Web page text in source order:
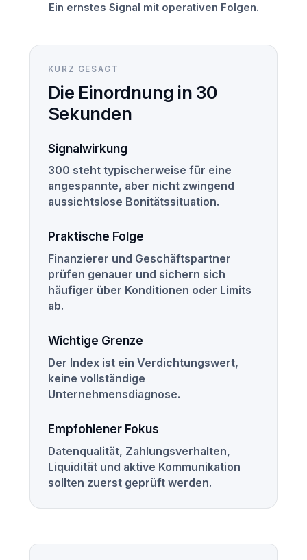
Ein ernstes Signal mit operativen Folgen.
KURZ GESAGT
Die Einordnung in 30
Sekunden
Signalwirkung
300 steht typischerweise für eine
angespannte, aber nicht zwingend
aussichtslose Bonitätssituation.
Praktische Folge
Finanzierer und Geschäftspartner
prüfen genauer und sichern sich
häufiger über Konditionen oder Limits
ab.
Wichtige Grenze
Der Index ist ein Verdichtungswert,
keine vollständige
Unternehmensdiagnose.
Empfohlener Fokus
Datenqualität, Zahlungsverhalten,
Liquidität und aktive Kommunikation
sollten zuerst geprüft werden.